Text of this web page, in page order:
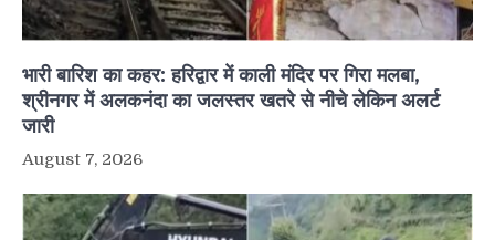
भारी बारिश का कहर: हरिद्वार में काली मंदिर पर गिरा मलबा,
श्रीनगर में अलकनंदा का जलस्तर खतरे से नीचे लेकिन अलर्ट
जारी
August 7, 2026